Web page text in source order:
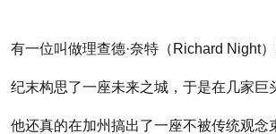
有一位叫做理查德·奈特（Richard Night
纪末构思了一座未来之城，于是在几家巨
他还真的在加州搞出了一座不被传统观念